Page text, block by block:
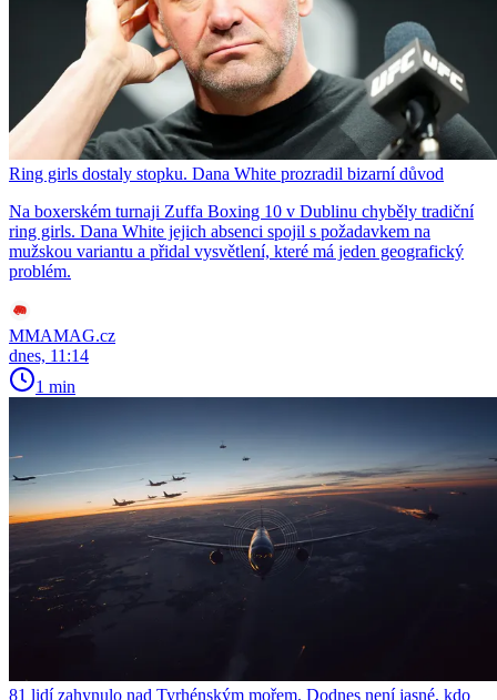
Ring girls dostaly stopku. Dana White prozradil bizarní důvod
Na boxerském turnaji Zuffa Boxing 10 v Dublinu chyběly tradiční
ring girls. Dana White jejich absenci spojil s požadavkem na
mužskou variantu a přidal vysvětlení, které má jeden geografický
problém.
MMAMAG.cz
dnes, 11:14
1 min
81 lidí zahynulo nad Tyrhénským mořem. Dodnes není jasné, kdo